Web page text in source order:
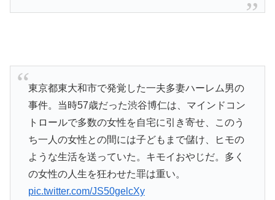
東京都東大和市で発覚した一夫多妻ハーレム男の
事件。当時57歳だった渋谷博仁は、マインドコン
トロールで多数の女性を自宅に引き寄せ、このう
ち一人の女性との間には子どもまで儲け、ヒモの
ような生活を送っていた。キモイおやじだ。多く
の女性の人生を狂わせた罪は重い。
pic.twitter.com/JS50gelcXy